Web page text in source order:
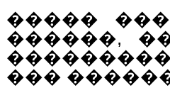
�����
������,
���